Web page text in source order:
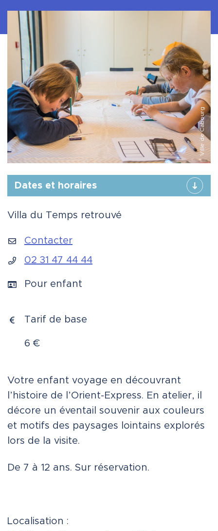
Ville de Cabourg
Dates et horaires
Villa du Temps retrouvé
Contacter
02 31 47 44 44
Pour enfant
Tarif de base
6 €
Votre enfant voyage en découvrant
l’histoire de l’Orient-Express. En atelier, il
décore un éventail souvenir aux couleurs
et motifs des paysages lointains explorés
lors de la visite.
De 7 à 12 ans. Sur réservation.
Localisation :